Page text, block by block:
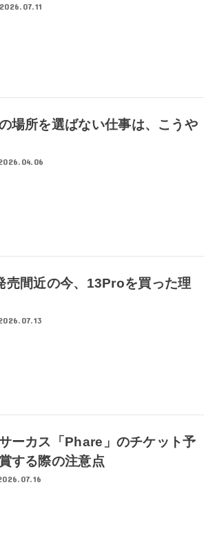
2026.07.11
場所を選ばない仕事は、こうや
間近の今、13Proを買った理
ーカス「Phare」のチケット予
する際の注意点